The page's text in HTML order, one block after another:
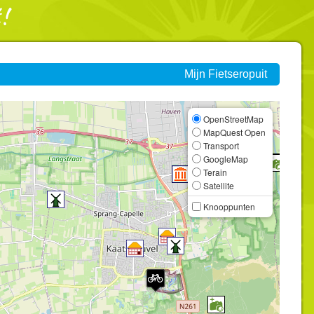
Mijn Fietseropuit
OpenStreetMap
MapQuest Open
Transport
GoogleMap
Terain
Satellite
Knooppunten